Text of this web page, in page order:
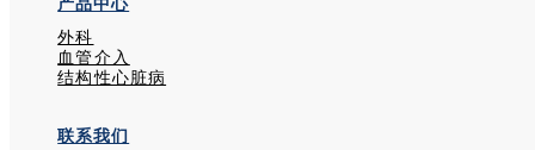
产品中心
外科
血管介入
结构性心脏病
联系我们